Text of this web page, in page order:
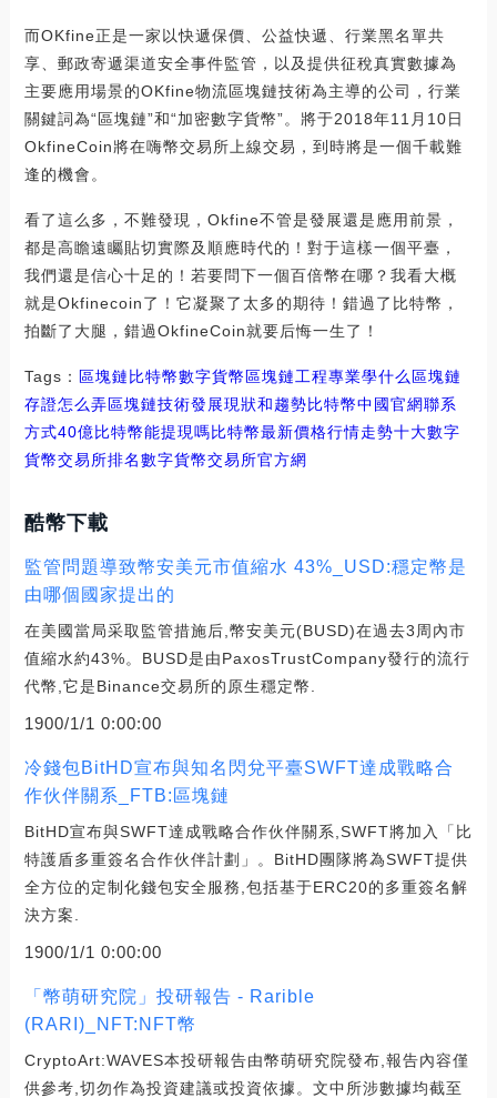
而OKfine正是一家以快遞保價、公益快遞、行業黑名單共
享、郵政寄遞渠道安全事件監管，以及提供征稅真實數據為
主要應用場景的OKfine物流區塊鏈技術為主導的公司，行業
關鍵詞為“區塊鏈”和“加密數字貨幣”。將于2018年11月10日
OkfineCoin將在嗨幣交易所上線交易，到時將是一個千載難
逢的機會。
看了這么多，不難發現，Okfine不管是發展還是應用前景，
都是高瞻遠矚貼切實際及順應時代的！對于這樣一個平臺，
我們還是信心十足的！若要問下一個百倍幣在哪？我看大概
就是Okfinecoin了！它凝聚了太多的期待！錯過了比特幣，
拍斷了大腿，錯過OkfineCoin就要后悔一生了！
Tags： 區塊鏈 比特幣數字貨幣區塊鏈工程專業學什么 區塊鏈
存證怎么弄區塊鏈技術發展現狀和趨勢比特幣中國官網聯系
方式40億比特幣能提現嗎比特幣最新價格行情走勢十大數字
貨幣交易所排名數字貨幣交易所官方網
酷幣下載
監管問題導致幣安美元市值縮水 43%_USD:穩定幣是
由哪個國家提出的
在美國當局采取監管措施后,幣安美元(BUSD)在過去3周內市
值縮水約43%。BUSD是由PaxosTrustCompany發行的流行
代幣,它是Binance交易所的原生穩定幣.
1900/1/1 0:00:00
冷錢包BitHD宣布與知名閃兌平臺SWFT達成戰略合
作伙伴關系_FTB:區塊鏈
BitHD宣布與SWFT達成戰略合作伙伴關系,SWFT將加入「比
特護盾多重簽名合作伙伴計劃」。BitHD團隊將為SWFT提供
全方位的定制化錢包安全服務,包括基于ERC20的多重簽名解
決方案.
1900/1/1 0:00:00
「幣萌研究院」投研報告 - Rarible
(RARI)_NFT:NFT幣
CryptoArt:WAVES本投研報告由幣萌研究院發布,報告內容僅
供參考,切勿作為投資建議或投資依據。文中所涉數據均截至